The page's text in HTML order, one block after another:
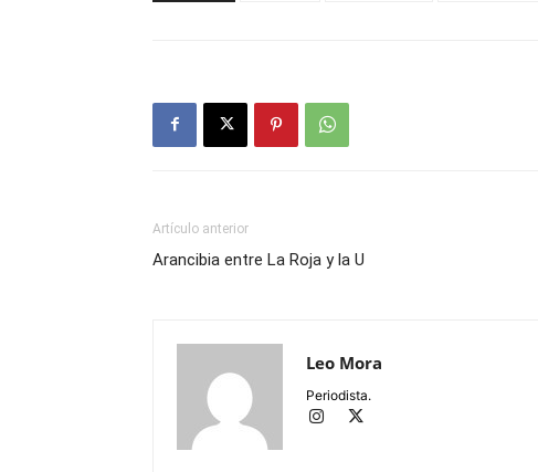
Artículo anterior
Arancibia entre La Roja y la U
Leo Mora
Periodista.